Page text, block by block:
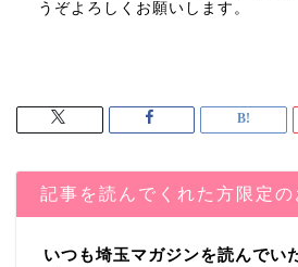
うぞよろしくお願いします。
記事を読んでくれた方限定
いつも埼玉マガジンを読んでい